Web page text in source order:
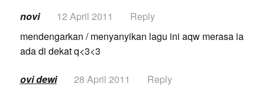
novi 12 April 2011
Reply
mendengarkan / menyanyikan lagu ini aqw merasa ia
ada di dekat q<3<3
ovi dewi 28 April 2011
Reply